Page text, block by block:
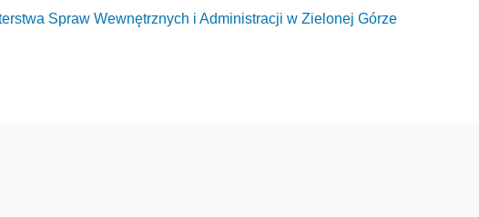
Spraw Wewnętrznych i Administracji w Zielonej Górze